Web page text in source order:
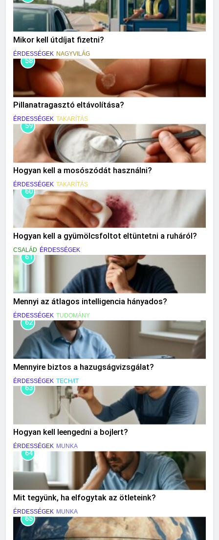
Mikor kell útdíjat fizetni?
ÉRDESSÉGEK NAGYVILÁG
58
Pillanatragasztó eltávolítása?
ÉRDESSÉGEK TAKARÍTÁS
59
Hogyan kell a mosószódát használni?
ÉRDESSÉGEK TAKARÍTÁS
60
Hogyan kell a gyümölcsfoltot eltüntetni a ruháról?
CSALÁD ÉRDESSÉGEK
61
Mennyi az átlagos intelligencia hányados?
ÉRDESSÉGEK TUDOMÁNY
62
Mennyire biztos a hazugságvizsgálat?
ÉRDESSÉGEK TECH/IT
63
Hogyan kell leengedni a bojlert?
ÉRDESSÉGEK MUNKA
64
Mit tegyünk, ha elfogytak az ötleteink?
ÉRDESSÉGEK MUNKA
65